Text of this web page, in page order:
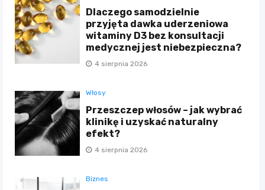
Dlaczego samodzielnie
przyjęta dawka uderzeniowa
witaminy D3 bez konsultacji
medycznej jest niebezpieczna?
4 sierpnia 2026
Włosy
Przeszczep włosów – jak wybrać
klinikę i uzyskać naturalny
efekt?
4 sierpnia 2026
Biznes